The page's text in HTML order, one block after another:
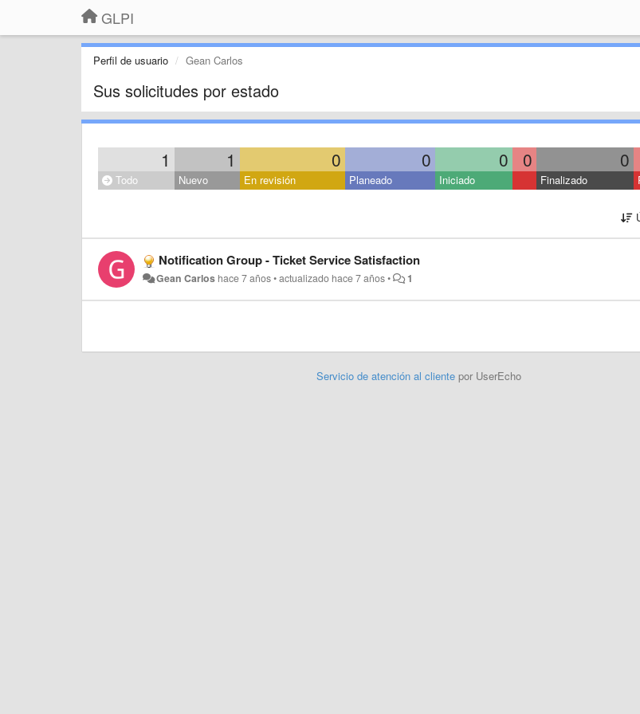
GLPI
Perfil de usuario Gean Carlos
Sus solicitudes por estado
1 1 0 0 0 0 0
Todo Nuevo En revisión Planeado Iniciado Finalizado
Notification Group - Ticket Service Satisfaction
Gean Carlos hace 7 años•actualizado hace 7 años• 1
Servicio de atención al clientepor UserEcho